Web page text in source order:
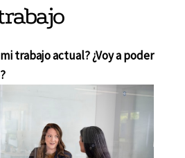
trabajo actual? ¿Voy a poder